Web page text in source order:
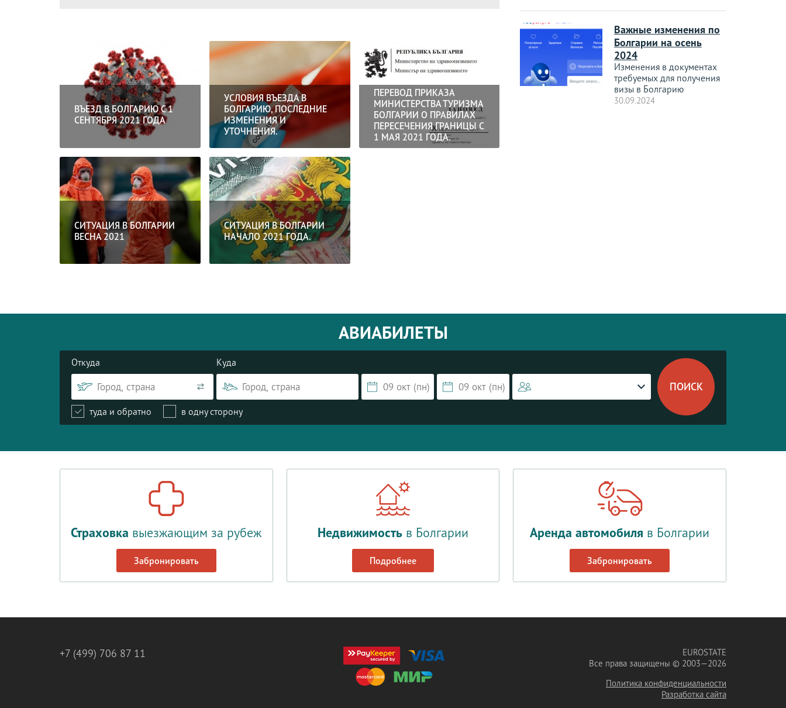
ВЪЕЗД В БОЛГАРИЮ С 1
СЕНТЯБРЯ 2021 ГОДА
УСЛОВИЯ ВЪЕЗДА В
БОЛГАРИЮ, ПОСЛЕДНИЕ
ИЗМЕНЕНИЯ И
УТОЧНЕНИЯ.
ПЕРЕВОД ПРИКАЗА
МИНИСТЕРСТВА ТУРИЗМА
БОЛГАРИИ О ПРАВИЛАХ
ПЕРЕСЕЧЕНИЯ ГРАНИЦЫ С
1 МАЯ 2021 ГОДА.
СИТУАЦИЯ В БОЛГАРИИ
ВЕСНА 2021
СИТУАЦИЯ В БОЛГАРИИ
НАЧАЛО 2021 ГОДА.
Важные изменения по
Болгарии на осень
2024
Изменения в документах
требуемых для получения
визы в Болгарию
30.09.2024
АВИАБИЛЕТЫ
Откуда Куда
туда и обратно в одну сторону
Страховка выезжающим за рубеж
Забронировать
Недвижимостьв Болгарии
Подробнее
Аренда автомобиля в Болгарии
Забронировать
+7 (499) 706 87 11
EUROSTATE
Все права защищены © 2003—2026
Политика конфиденциальности
Разработка сайта